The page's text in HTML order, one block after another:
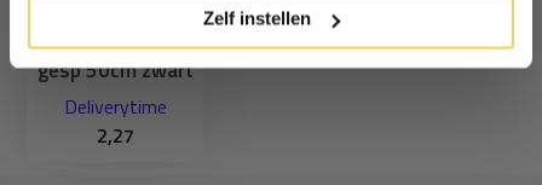
Zelf instellen
Pvc riem met
gesp 50cm zwart
Deliverytime
2,27